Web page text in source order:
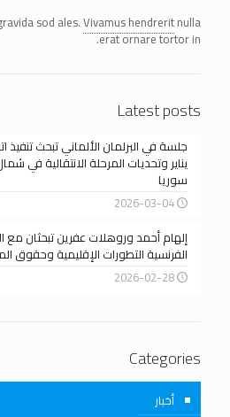
sod ales.Vivamus hendreritnulla
erat ornare tortor in.
Latest posts
يناير وتحديات المرحلة الانتقالية في
سوريا
2026-03-04
إلهام أحمد وروهلات عفرين تبحثان مع
الفرنسية التطورات الإقليمية وحقوق
2026-02-28
Categories
أخبار